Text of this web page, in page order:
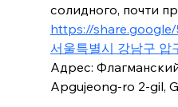
солидного, почти
https://
서울특별시 강남구 압
Адрес:
Apgujeong-ro 2-gil,